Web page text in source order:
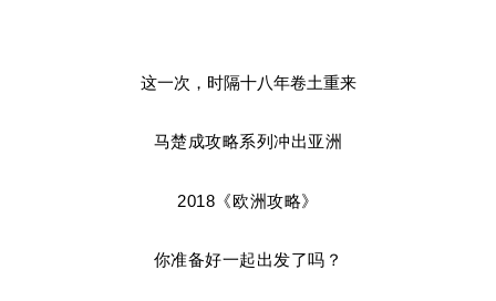
这一次，时隔十八年卷土重来
马楚成攻略系列冲出亚洲
2018《欧洲攻略》
你准备好一起出发了吗？